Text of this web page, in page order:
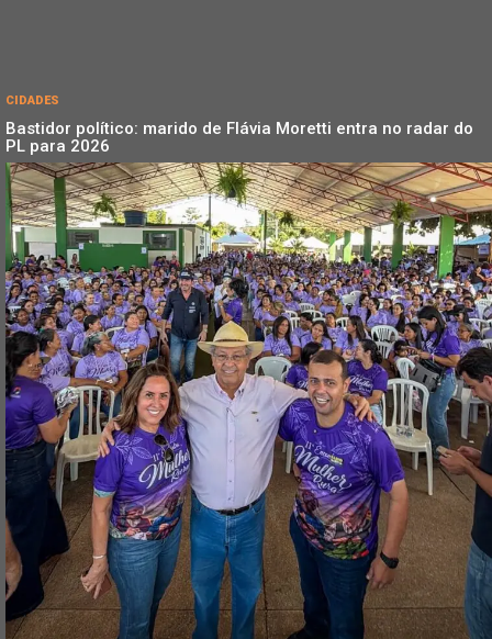
CIDADES
Bastidor político: marido de Flávia Moretti entra no radar do
PL para 2026